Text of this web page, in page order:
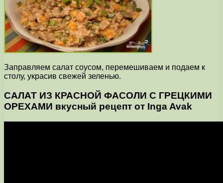
Заправляем салат соусом, перемешиваем и подаем к
столу, украсив свежей зеленью.
САЛАТ ИЗ КРАСНОЙ ФАСОЛИ С ГРЕЦКИМИ
ОРЕХАМИ вкусный рецепт от Inga Avak